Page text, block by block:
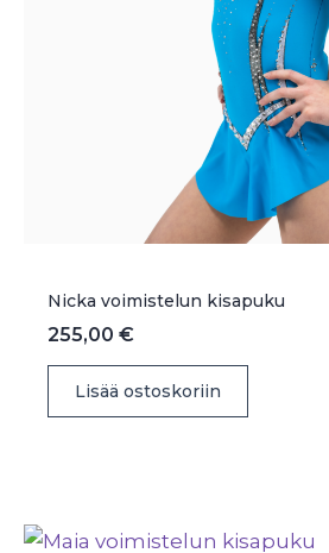
Nicka voimistelun kisapuku
255,00 €
Lisää ostoskoriin